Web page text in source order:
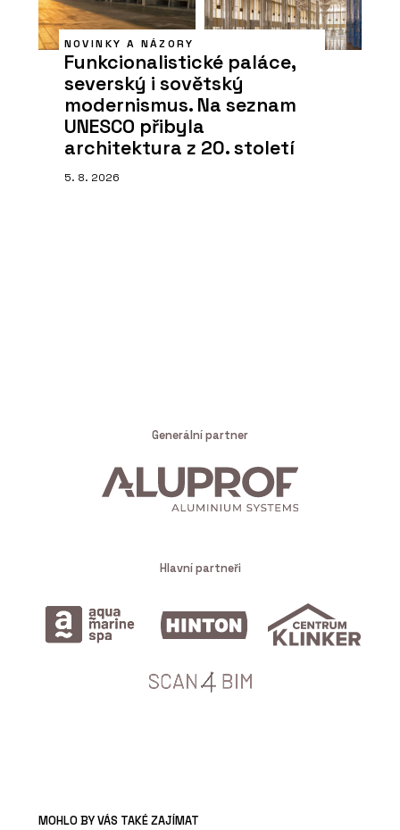
NOVINKY A NÁZORY
Funkcionalistické paláce,
severský i sovětský
modernismus. Na seznam
UNESCO přibyla
architektura z 20. století
5. 8. 2026
Generální partner
Hlavní partneři
MOHLO BY VÁS TAKÉ ZAJÍMAT